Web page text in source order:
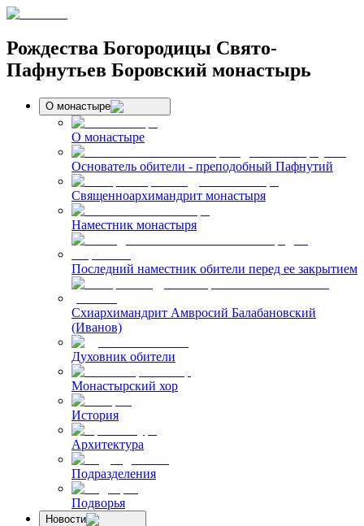
Рождества Богородицы Свято-
Пафнутьев Боровский монастырь
О монастыре
О монастыре
Основатель обители - преподобный Пафнутий
Священноархимандрит монастыря
Наместник монастыря
Последний наместник обители перед ее закрытием
Схиархимандрит Амвросий Балабановский
(Иванов)
Духовник обители
Монастырский хор
История
Архитектура
Подразделения
Подворья
Новости